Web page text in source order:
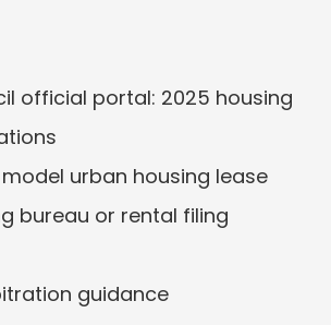
official portal: 2025 housing
model urban housing lease
bureau or rental filing
guidance